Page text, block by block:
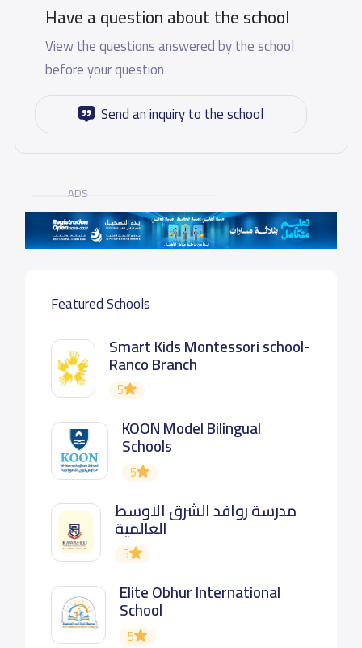
Have a question about the school
View the questions answered by the school
before your question
Send an inquiry to the school
ADS
Featured Schools
Smart Kids Montessori school-
Ranco Branch
5
KOON Model Bilingual
Schools
5
مدرسة روافد الشرق الاوسط
العالمية
5
Elite Obhur International
School
5